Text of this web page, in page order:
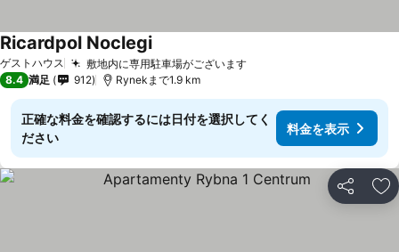
ゲストハウス 敷地内に専用駐車場がございます
Ricardpol Noclegi
8.4 満足 912 Rynekまで1.9 km
正確な料金を確認するには日付を選択してく
ださい
料金を表示
シェア お